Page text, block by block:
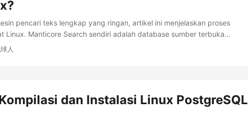
pencari teks lengkap yang ringan, artikel ini menjelaskan proses
Linux. Manticore Search sendiri adalah database sumber terbuka
pada tahun 2017 sebagai kelanjutan dari mesin Pencarian Sphinx .
ARM64, seperti Raspberry Pi, Apple M1/M2, dll. ...
人
dan Instalasi Linux PostgreSQL